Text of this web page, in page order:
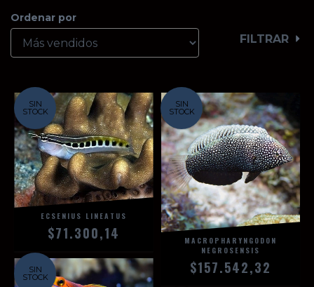
Ordenar por
FILTRAR
SIN
STOCK
ECSENIUS LINEATUS
$71.300,14
SIN
STOCK
MACROPHARYNGODON
NEGROSENSIS
$157.542,32
SIN
STOCK